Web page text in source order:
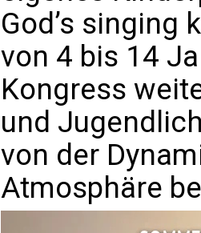
God’s singing
von 4 bis 14
Kongress
und
von der
Atmosphäre